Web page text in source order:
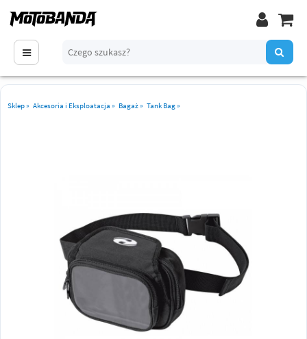
Sklep» Akcesoria i Eksploatacja » Bagaż» Tank Bag»